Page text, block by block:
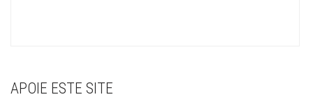
APOIE ESTE SITE